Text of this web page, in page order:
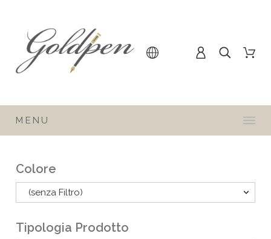
MENU
Colore
(senza Filtro)
Tipologia Prodotto